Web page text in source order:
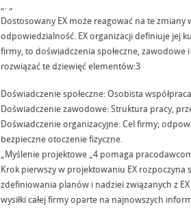
„. „
Dostosowany EX może reagować na te
odpowiedzialność. EX organizacji definiuje jej
firmy, to doświadczenia społeczne,
rozwiązać te dziewięć elementów:3
Doświadczenie społeczne: Osobista
Doświadczenie zawodowe: Struktura pracy,
Doświadczenie organizacyjne: Cel firmy;
bezpieczne otoczenie fizyczne.
„Myślenie projektowe „4 pomaga
Krok pierwszy w projektowaniu EX
zdefiniowania planów i nadziei związanych z
wysiłki całej firmy oparte na najnowszych